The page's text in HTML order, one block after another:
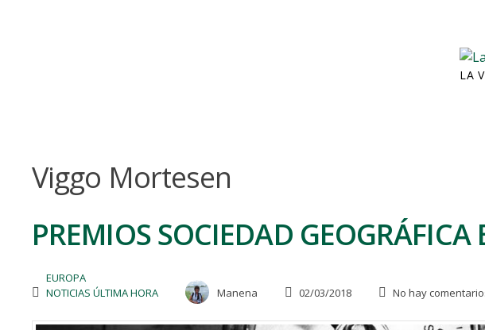
LA
Viggo Mortesen
PREMIOS SOCIEDAD
EUROPA
NOTICIAS ÚLTIMA HORA
Manena 02/03/2018 No hay